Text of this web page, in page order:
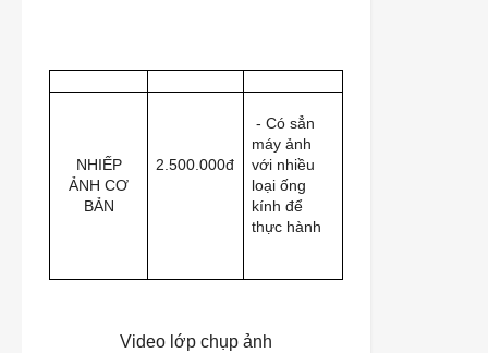
NHIẾP
ẢNH CƠ
BẢN
2.500.000đ
- Có sẳn
máy ảnh
với nhiều
loại ống
kính để
thực hành
Video lớp chụp ảnh